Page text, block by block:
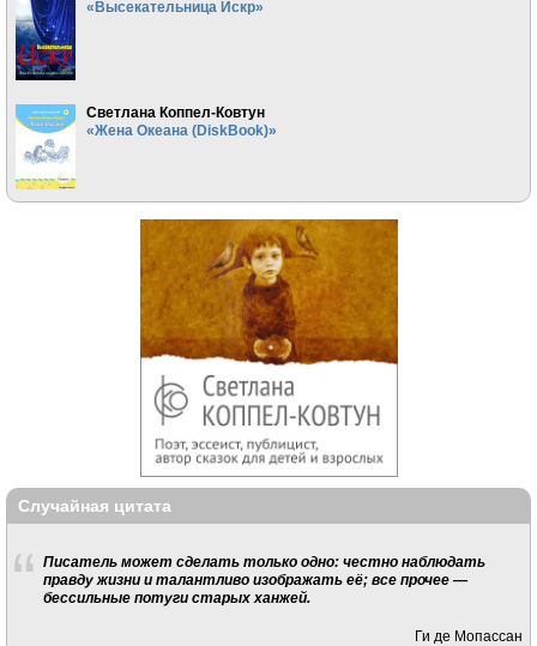
«Высекательница Искр»
Светлана Коппел-Ковтун
«Жена Океана (DiskBook)»
Случайная цитата
Писатель может сделать только одно: честно наблюдать
правду жизни и талантливо изображать её; все прочее —
бессильные потуги старых ханжей.
Ги де Мопассан